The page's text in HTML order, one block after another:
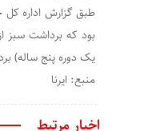
یک دوره پنج ساله)
منبع: ایرنا
اخبار مرتبط